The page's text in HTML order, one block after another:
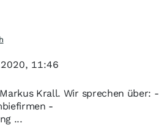
Krall. Wir sprechen über: -
-
...
11:46